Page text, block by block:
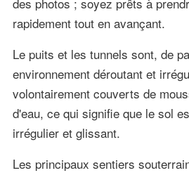
rapidement tout en avançant.
Le puits et les tunnels sont, de
environnement déroutant et
volontairement couverts de
d'eau, ce qui signifie que le sol
irrégulier et glissant.
Les principaux sentiers